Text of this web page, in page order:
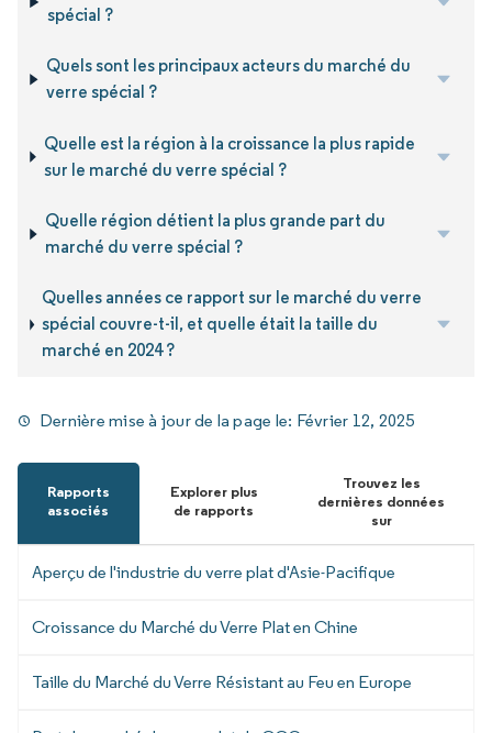
spécial ?
Quels sont les principaux acteurs du marché du
verre spécial ?
Quelle est la région à la croissance la plus rapide
sur le marché du verre spécial ?
Quelle région détient la plus grande part du
marché du verre spécial ?
Quelles années ce rapport sur le marché du verre
spécial couvre-t-il, et quelle était la taille du
marché en 2024 ?
Dernière mise à jour de la page le: Février 12, 2025
Rapports
associés
Explorer plus
de rapports
Trouvez les
dernières données
sur
Aperçu de l'industrie du verre plat d'Asie-Pacifique
Croissance du Marché du Verre Plat en Chine
Taille du Marché du Verre Résistant au Feu en Europe